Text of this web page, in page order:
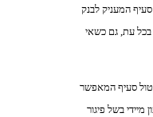
סעיף המעניק לבנק
בכל עת, גם כשאי
סעיף המאפשר
בשל פיגור